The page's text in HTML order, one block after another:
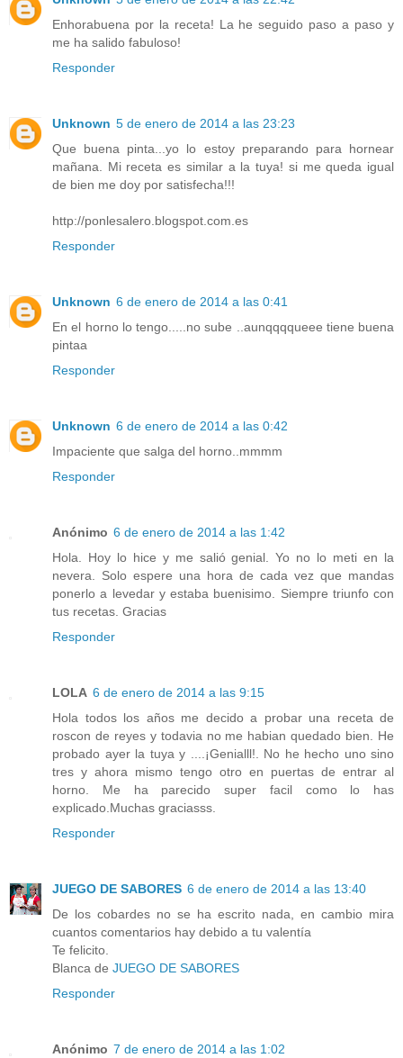
Enhorabuena por la receta! La he seguido paso a paso y
me ha salido fabuloso!
Responder
Unknown 5 de enero de 2014 a las 23:23
Que buena pinta...yo lo estoy preparando para hornear
mañana. Mi receta es similar a la tuya! si me queda igual
de bien me doy por satisfecha!!!
http://ponlesalero.blogspot.com.es
Responder
Unknown 6 de enero de 2014 a las 0:41
En el horno lo tengo.....no sube ..aunqqqqueee tiene buena
pintaa
Responder
Unknown 6 de enero de 2014 a las 0:42
Impaciente que salga del horno..mmmm
Responder
Anónimo 6 de enero de 2014 a las 1:42
Hola. Hoy lo hice y me salió genial. Yo no lo meti en la
nevera. Solo espere una hora de cada vez que mandas
ponerlo a levedar y estaba buenisimo. Siempre triunfo con
tus recetas. Gracias
Responder
LOLA 6 de enero de 2014 a las 9:15
Hola todos los años me decido a probar una receta de
roscon de reyes y todavia no me habian quedado bien. He
probado ayer la tuya y ....¡Genialll!. No he hecho uno sino
tres y ahora mismo tengo otro en puertas de entrar al
horno. Me ha parecido super facil como lo has
explicado.Muchas graciasss.
Responder
JUEGO DE SABORES 6 de enero de 2014 a las 13:40
De los cobardes no se ha escrito nada, en cambio mira
cuantos comentarios hay debido a tu valentía
Te felicito.
Blanca de JUEGO DE SABORES
Responder
Anónimo 7 de enero de 2014 a las 1:02